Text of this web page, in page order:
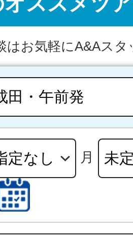
はお気軽にA&Aスタ
月